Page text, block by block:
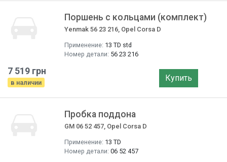
Поршень с кольцами (комплект)
Yenmak 56 23 216, Opel Corsa D
Применение: 13 TD std
Номер детали: 56 23 216
7 519 грн
в наличии Купить
Пробка поддона
GM 06 52 457, Opel Corsa D
Применение: 13 TD
Номер детали: 06 52 457